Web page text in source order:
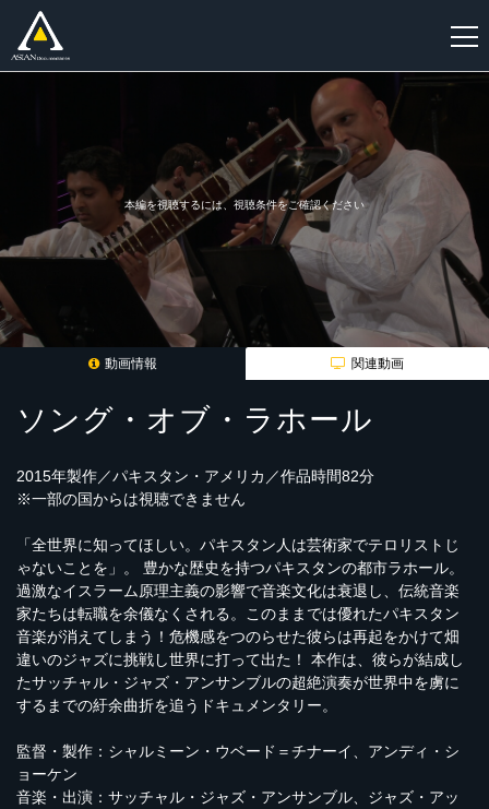
本編を視聴するには、視聴条件をご確認ください
動画情報 関連動画
ソング・オブ・ラホール
2015年製作／パキスタン・アメリカ／作品時間82分
※一部の国からは視聴できません
「全世界に知ってほしい。パキスタン人は芸術家でテロリストじ
ゃないことを」。 豊かな歴史を持つパキスタンの都市ラホール。
過激なイスラーム原理主義の影響で音楽文化は衰退し、伝統音楽
家たちは転職を余儀なくされる。このままでは優れたパキスタン
音楽が消えてしまう！危機感をつのらせた彼らは再起をかけて畑
違いのジャズに挑戦し世界に打って出た！ 本作は、彼らが結成し
たサッチャル・ジャズ・アンサンブルの超絶演奏が世界中を虜に
するまでの紆余曲折を追うドキュメンタリー。
監督・製作：シャルミーン・ウベード＝チナーイ、アンディ・シ
ョーケン
音楽・出演：サッチャル・ジャズ・アンサンブル、ジャズ・アッ